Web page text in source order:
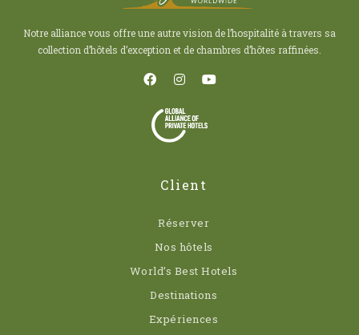
Notre alliance vous offre une autre vision de l’hospitalité à travers sa
collection d’hôtels d’exception et de chambres d’hôtes raffinées.
Client
Réserver
Nos hôtels
World’s Best Hotels
Destinations
Expériences